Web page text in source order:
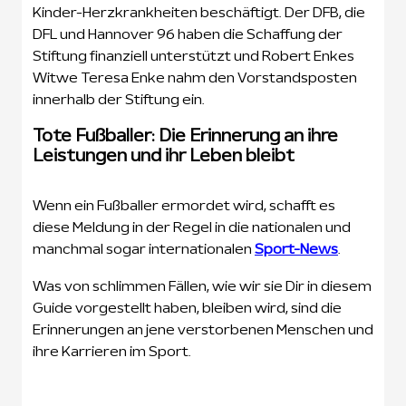
Kinder-Herzkrankheiten beschäftigt. Der DFB, die
DFL und Hannover 96 haben die Schaffung der
Stiftung finanziell unterstützt und Robert Enkes
Witwe Teresa Enke nahm den Vorstandsposten
innerhalb der Stiftung ein.
Tote Fußballer: Die Erinnerung an ihre
Leistungen und ihr Leben bleibt
Wenn ein Fußballer ermordet wird, schafft es
diese Meldung in der Regel in die nationalen und
manchmal sogar internationalen Sport-News
Was von schlimmen Fällen, wie wir sie Dir in diesem
Guide vorgestellt haben, bleiben wird, sind die
Erinnerungen an jene verstorbenen Menschen und
ihre Karrieren im Sport.